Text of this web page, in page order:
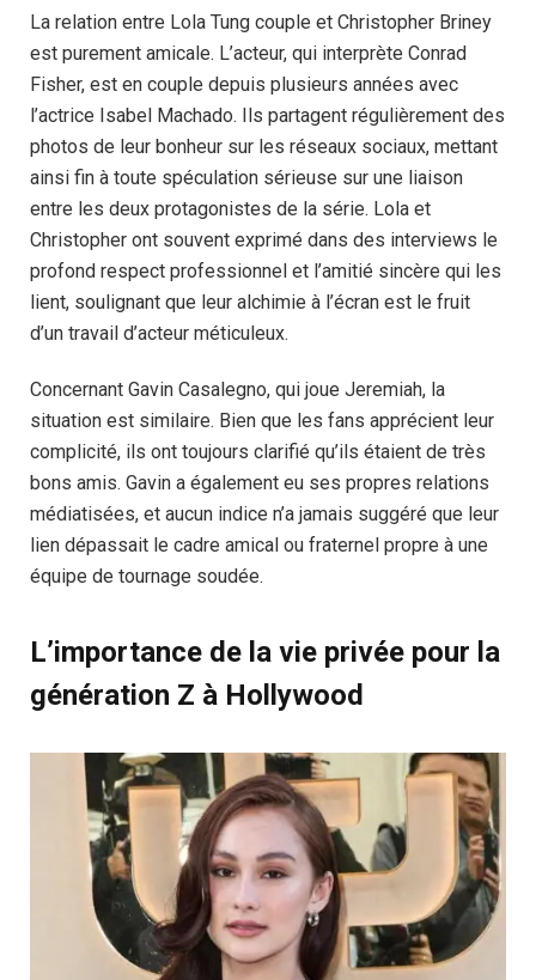
La relation entre Lola Tung couple et Christopher Briney
est purement amicale. L’acteur, qui interprète Conrad
Fisher, est en couple depuis plusieurs années avec
l’actrice Isabel Machado. Ils partagent régulièrement des
photos de leur bonheur sur les réseaux sociaux, mettant
ainsi fin à toute spéculation sérieuse sur une liaison
entre les deux protagonistes de la série. Lola et
Christopher ont souvent exprimé dans des interviews le
profond respect professionnel et l’amitié sincère qui les
lient, soulignant que leur alchimie à l’écran est le fruit
d’un travail d’acteur méticuleux.
Concernant Gavin Casalegno, qui joue Jeremiah, la
situation est similaire. Bien que les fans apprécient leur
complicité, ils ont toujours clarifié qu’ils étaient de très
bons amis. Gavin a également eu ses propres relations
médiatisées, et aucun indice n’a jamais suggéré que leur
lien dépassait le cadre amical ou fraternel propre à une
équipe de tournage soudée.
L’importance de la vie privée pour la
génération Z à Hollywood